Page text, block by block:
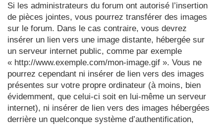
Si les administrateurs du forum ont autorisé l’insertion
de pièces jointes, vous pourrez transférer des images
sur le forum. Dans le cas contraire, vous devrez
insérer un lien vers une image distante, hébergée sur
un serveur internet public, comme par exemple
« http://www.exemple.com/mon-image.gif ». Vous ne
pourrez cependant ni insérer de lien vers des images
présentes sur votre propre ordinateur (à moins, bien
évidemment, que celui-ci soit en lui-même un serveur
internet), ni insérer de lien vers des images hébergées
derrière un quelconque système d’authentification,